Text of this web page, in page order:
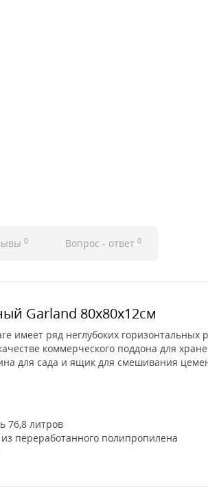
0 Вопрос - ответ 0
Garland 80х80х12см
имеет ряд неглубоких
коммерческого поддона для
для сада и ящик для смешивания
76,8 литров
переработанного полипропилена